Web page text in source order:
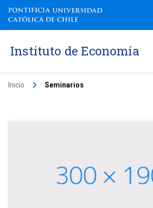
Instituto de Economía
Inicio keyboard_arrow_right Seminarios